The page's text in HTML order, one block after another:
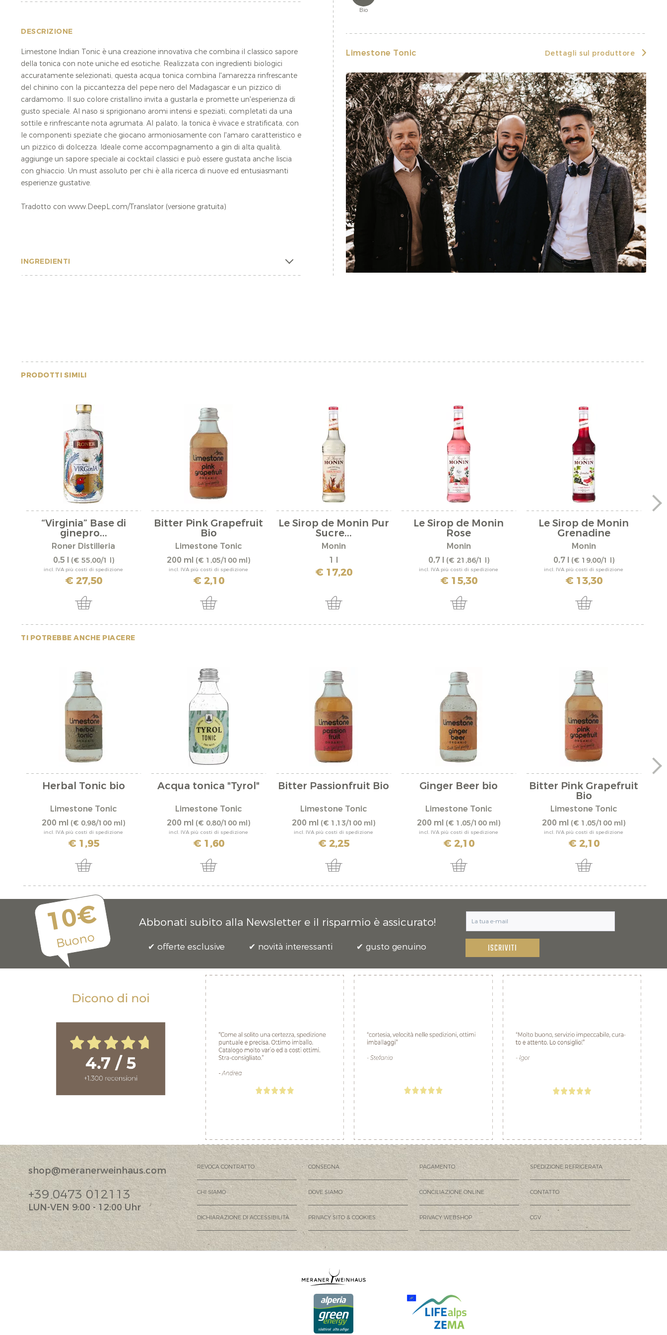
DESCRIZIONE
Limestone Indian Tonic è una creazione innovativa che combina il classico sapore
della tonica con note uniche ed esotiche. Realizzata con ingredienti biologici
accuratamente selezionati, questa acqua tonica combina l'amarezza rinfrescante
del chinino con la piccantezza del pepe nero del Madagascar e un pizzico di
cardamomo. Il suo colore cristallino invita a gustarla e promette un'esperienza di
gusto speciale. Al naso si sprigionano aromi intensi e speziati, completati da una
sottile e rinfrescante nota agrumata. Al palato, la tonica è vivace e stratificata, con
le componenti speziate che giocano armoniosamente con l'amaro caratteristico e
un pizzico di dolcezza. Ideale come accompagnamento a gin di alta qualità,
aggiunge un sapore speciale ai cocktail classici e può essere gustata anche liscia
con ghiaccio. Un must assoluto per chi è alla ricerca di nuove ed entusiasmanti
esperienze gustative.
Tradotto con www.DeepL.com/Translator (versione gratuita)
INGREDIENTI
Bio
Limestone Tonic Dettagli sul produttore
PRODOTTI SIMILI
“Virginia” Base di
ginepro...
Roner Distilleria
0,5 l (€ 55,00/1 l)
incl. IVA più costi di spedizione
€ 27,50
Bitter Pink Grapefruit
Bio
Limestone Tonic
200 ml (€ 1,05/100 ml)
incl. IVA più costi di spedizione
€ 2,10
Le Sirop de Monin Pur
Sucre...
Monin
1 l
€ 17,20
Le Sirop de Monin
Rose
Monin
0,7 l (€ 21,86/1 l)
incl. IVA più costi di spedizione
€ 15,30
Le Sirop de Monin
Grenadine
Monin
0,7 l (€ 19,00/1 l)
incl. IVA più costi di spedizione
€ 13,30
TI POTREBBE ANCHE PIACERE
Herbal Tonic bio
Limestone Tonic
200 ml (€ 0,98/100 ml)
incl. IVA più costi di spedizione
€ 1,95
Acqua tonica "Tyrol"
Limestone Tonic
200 ml (€ 0,80/100 ml)
incl. IVA più costi di spedizione
€ 1,60
Bitter Passionfruit Bio
Limestone Tonic
200 ml (€ 1,13/100 ml)
incl. IVA più costi di spedizione
€ 2,25
Ginger Beer bio
Limestone Tonic
200 ml (€ 1,05/100 ml)
incl. IVA più costi di spedizione
€ 2,10
Bitter Pink Grapefruit
Bio
Limestone Tonic
200 ml (€ 1,05/100 ml)
incl. IVA più costi di spedizione
€ 2,10
10€
Buono
Abbonati subito alla Newsletter e il risparmio è assicurato!
offerte esclusive novità interessanti gusto genuino ISCRIVITI
shop@meranerweinhaus.com
+39 0473 012113
LUN-VEN 9:00 - 12:00 Uhr
REVOCA CONTRATTO CONSEGNA PAGAMENTO SPEDIZIONE REFRIGERATA
CHI SIAMO DOVE SIAMO CONCILIAZIONE ONLINE CONTATTO
DICHIARAZIONE DI ACCESSIBILITÀ PRIVACY SITO & COOKIES PRIVACY WEBSHOP CGV